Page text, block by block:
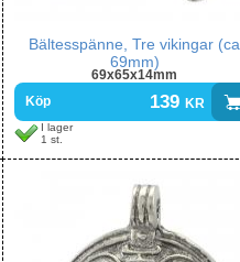
Bältesspänne, Tre vikingar (ca
69mm)
69x65x14mm
Köp
139 kr
I lager
1 st.